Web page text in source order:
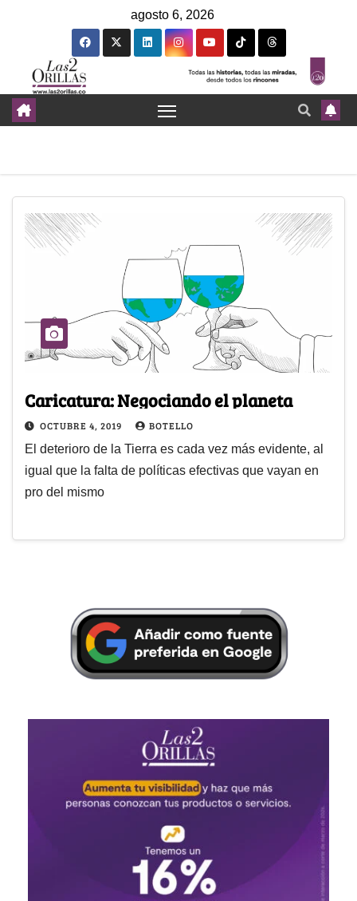
agosto 6, 2026
Caricatura: Negociando el planeta
OCTUBRE 4, 2019 BOTELLO
El deterioro de la Tierra es cada vez más evidente, al
igual que la falta de políticas efectivas que vayan en
pro del mismo